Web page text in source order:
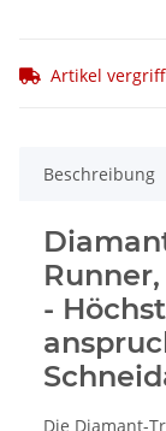
Artikel
Beschreibung
-
Die Diamant-